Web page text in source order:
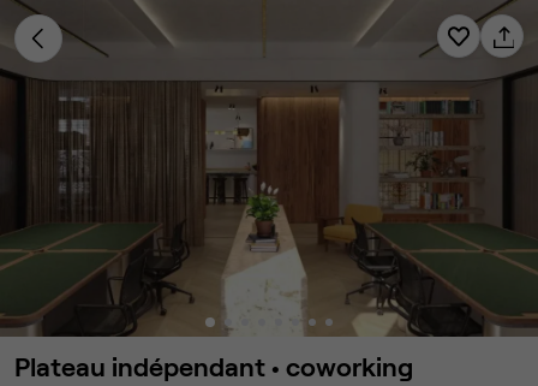
Plateau indépendant • coworking